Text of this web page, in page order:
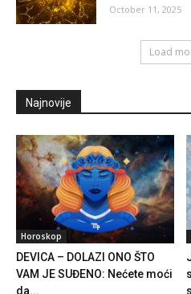
October 11, 2025
Load
Najnovije
Horoskop
DEVICA – DOLAZI ONO ŠTO
VAM JE SUĐENO: Nećete moći
da...